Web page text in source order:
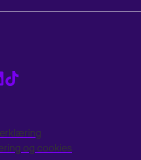
og cookies